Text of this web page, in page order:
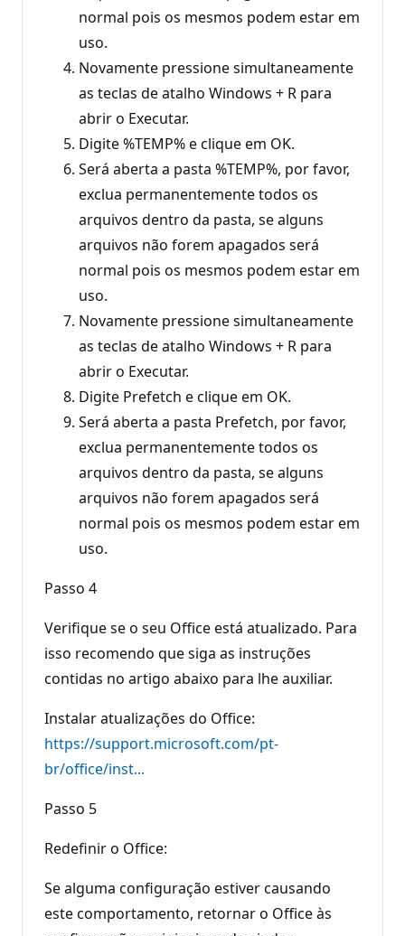
normal pois os mesmos podem estar em
uso.
Novamente pressione simultaneamente
as teclas de atalho Windows + R para
abrir o Executar.
Digite %TEMP% e clique em OK.
Será aberta a pasta %TEMP%, por favor,
exclua permanentemente todos os
arquivos dentro da pasta, se alguns
arquivos não forem apagados será
normal pois os mesmos podem estar em
uso.
Novamente pressione simultaneamente
as teclas de atalho Windows + R para
abrir o Executar.
Digite Prefetch e clique em OK.
Será aberta a pasta Prefetch, por favor,
exclua permanentemente todos os
arquivos dentro da pasta, se alguns
arquivos não forem apagados será
normal pois os mesmos podem estar em
uso.
Passo 4
Verifique se o seu Office está atualizado. Para
isso recomendo que siga as instruções
contidas no artigo abaixo para lhe auxiliar.
Instalar atualizações do Office:
https://support.microsoft.com/pt-
br/office/inst...
Passo 5
Redefinir o Office:
Se alguma configuração estiver causando
este comportamento, retornar o Office às